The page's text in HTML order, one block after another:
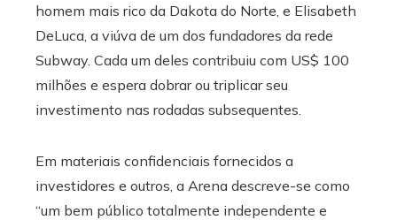
homem mais rico da Dakota do Norte, e Elisabeth
DeLuca, a viúva de um dos fundadores da rede
Subway. Cada um deles contribuiu com US$ 100
milhões e espera dobrar ou triplicar seu
investimento nas rodadas subsequentes.
Em materiais confidenciais fornecidos a
investidores e outros, a Arena descreve-se como
“um bem público totalmente independente e